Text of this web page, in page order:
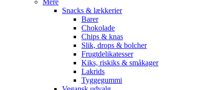
Mere
Snacks & lækkerier
Barer
Chokolade
Chips & knas
Slik, drops & bolcher
Frugtdelikatesser
Kiks, riskiks & småkager
Lakrids
Tyggegummi